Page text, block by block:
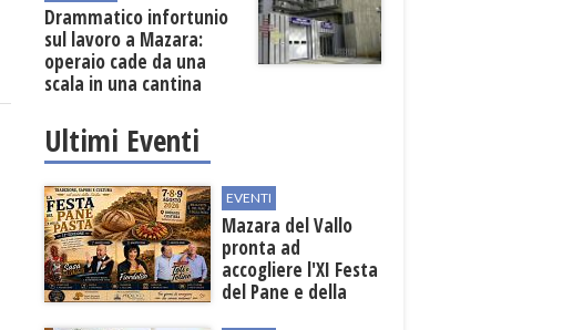
Drammatico infortunio
sul lavoro a Mazara:
operaio cade da una
scala in una cantina
Ultimi Eventi
EVENTI
Mazara del Vallo
pronta ad
accogliere l'XI Festa
del Pane e della